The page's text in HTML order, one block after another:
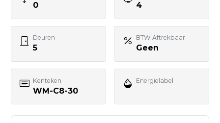
BERICHT VERSTUREN
0 4
Deuren
5
BTW Aftrekbaar
Geen
Kenteken
WM-C8-30
Energielabel